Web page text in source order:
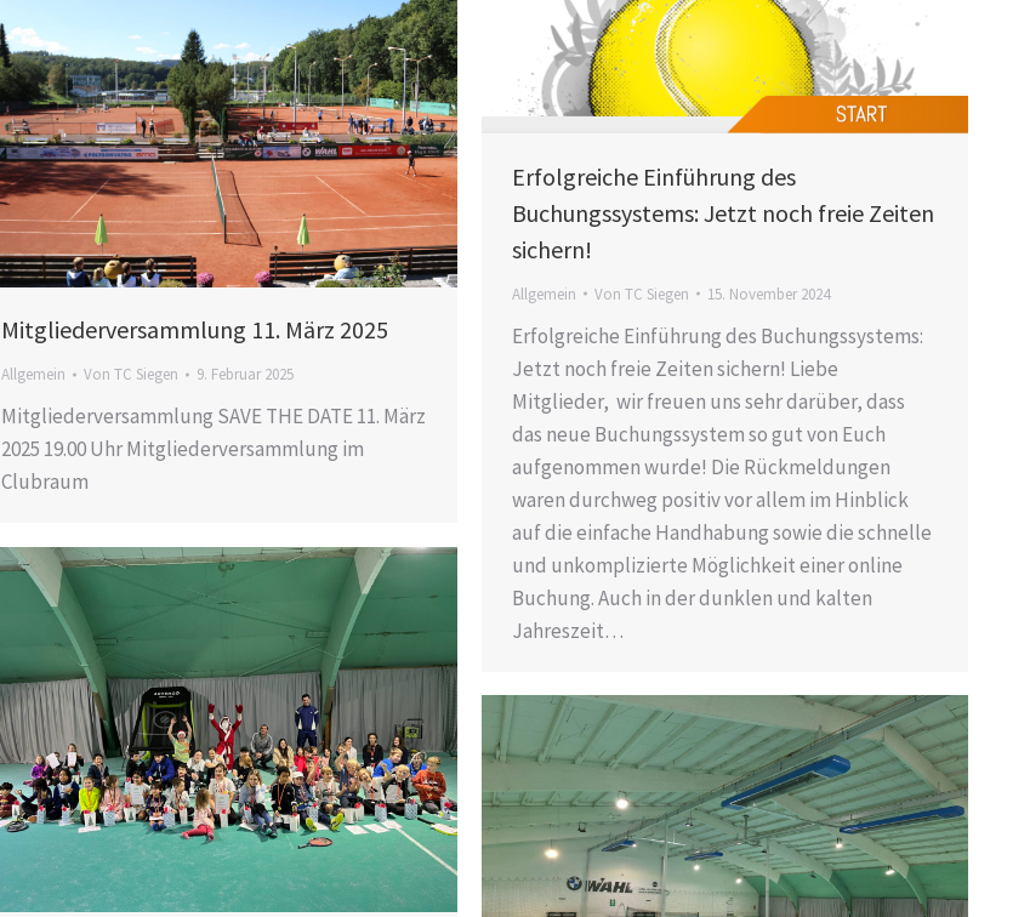
Mitgliederversammlung 11. März 2025
Allgemein Von TC Siegen 9. Februar 2025
Mitgliederversammlung SAVE THE DATE 11. März
2025 19.00 Uhr Mitgliederversammlung im
Clubraum
Erfolgreiche Einführung des
Buchungssystems: Jetzt noch freie Zeiten
sichern!
Allgemein Von TC Siegen 15. November 2024
Erfolgreiche Einführung des Buchungssystems:
Jetzt noch freie Zeiten sichern! Liebe
Mitglieder, wir freuen uns sehr darüber, dass
das neue Buchungssystem so gut von Euch
aufgenommen wurde! Die Rückmeldungen
waren durchweg positiv vor allem im Hinblick
auf die einfache Handhabung sowie die schnelle
und unkomplizierte Möglichkeit einer online
Buchung. Auch in der dunklen und kalten
Jahreszeit…